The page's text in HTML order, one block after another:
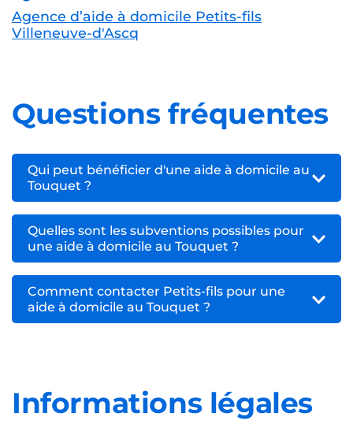
Agence d’aide à domicile Petits-fils
Villeneuve-d'Ascq
Questions fréquentes
Qui peut bénéficier d'une aide à domicile au
Touquet ?
Quelles sont les subventions possibles pour
une aide à domicile au Touquet ?
Comment contacter Petits-fils pour une
aide à domicile au Touquet ?
Informations légales